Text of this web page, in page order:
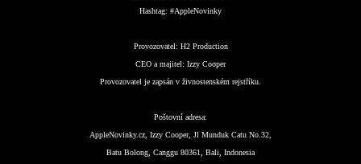
Hashtag: #AppleNovinky
Provozovatel: H2 Production
CEO a majitel: Izzy Cooper
Provozovatel je zapsán v živnostenském rejstříku.
Poštovní adresa:
AppleNovinky.cz, Izzy Cooper, Jl Munduk Catu No.32,
Batu Bolong, Canggu 80361, Bali, Indonesia